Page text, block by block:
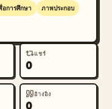
อการศึกษา ภาพประกอบ
แชร์
0
อ้างอิง
0